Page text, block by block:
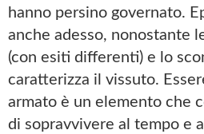
hanno persino governato.
anche adesso, nonostante
(con esiti differenti) e lo
caratterizza il vissuto.
armato è un elemento che
di sopravvivere al tempo e